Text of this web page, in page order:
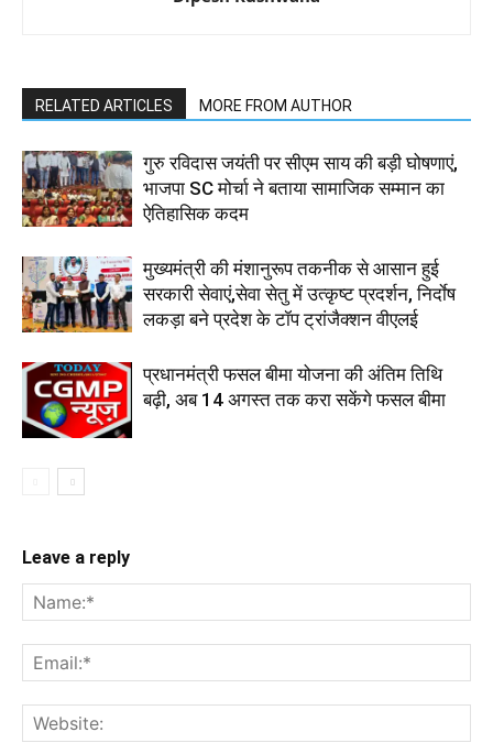
RELATED ARTICLES MORE FROM AUTHOR
गुरु रविदास जयंती पर सीएम साय की बड़ी घोषणाएं,
भाजपा SC मोर्चा ने बताया सामाजिक सम्मान का
ऐतिहासिक कदम
मुख्यमंत्री की मंशानुरूप तकनीक से आसान हुई
सरकारी सेवाएं,सेवा सेतु में उत्कृष्ट प्रदर्शन, निर्दाेष
लकड़ा बने प्रदेश के टॉप ट्रांजैक्शन वीएलई
प्रधानमंत्री फसल बीमा योजना की अंतिम तिथि
बढ़ी, अब 14 अगस्त तक करा सकेंगे फसल बीमा
Leave a reply